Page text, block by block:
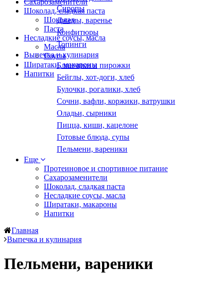
Сахарозаменители
Шоколад, сладкая паста
Шоколад
Паста
Несладкие соусы, масла
Масла
Соусы
Ширатаки, макароны
Напитки
Сиропы
Джемы, варенье
Конфитюры
Топинги
Выпечка и кулинария
Блинчики и пирожки
Бейглы, хот-доги, хлеб
Булочки, рогалики, хлеб
Сочни, вафли, коржики, ватрушки
Оладьи, сырники
Пицца, киши, кацелоне
Готовые блюда, супы
Пельмени, вареники
Еще
Протеиновое и спортивное питание
Сахарозаменители
Шоколад, сладкая паста
Несладкие соусы, масла
Ширатаки, макароны
Напитки
Главная
Выпечка и кулинария
Пельмени, вареники